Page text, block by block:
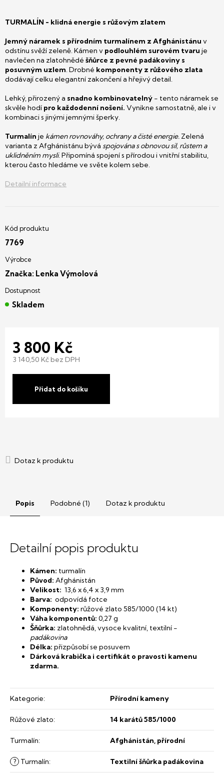
3 800 Kč
3 140,50 Kč bez DPH
Přidat do košíku
TURMALÍN - klidná energie s růžovým zlatem
Jemný náramek s přírodním turmalínem z Afghánistánu v
odstínu svěží zeleně. Kámen v podlouhlém surovém tvaru je
navlečen na zlatohnědé šňůrce z pevné padákoviny s
posuvným uzlem. Drobné komponenty z růžového zlata
dodávají celku elegantní zakončení a hřejivý detail.
Lehký, přirozený a snadno kombinovatelný - tento náramek se
skvěle hodí pro každodenní nošení. Vynikne samostatně, ale i v
kombinaci s jinými jemnými šperky.
Turmalín je kámen rovnováhy, ochrany a čisté energie. Zelená
varianta z Afghánistánu bývá spojována s obnovou sil, růstem a
uklidněním mysli. Připomíná spojení s přírodou i vnitřní stabilitu,
kterou často hledáme ve světe kolem sebe.
Detailní informace
7769
Značka: Lenka Výmolová
Skladem
Popis Podobné (1) Dotaz k produktu
Detailní popis produktu
Kámen: turmalín
Původ: Afghánistán
Velikost: 13,6 x 6,4 x 3,9 mm
Barva: odpovídá fotce
Komponenty: růžové zlato 585/1000 (14 kt)
Váha komponentů: 0,27 g
Šňůrka: zlatohnědá, vysoce kvalitní, textilní -
padákovina
Délka: přizpůsobí se posuvem
Dárková krabička i certifikát o pravosti kamenu
zdarma.
Kategorie: Přírodní kameny
Růžové zlato: 14 karátů 585/1000
Turmalín: Afghánistán, přírodní
? Turmalín: Textilní šňůrka padákovina